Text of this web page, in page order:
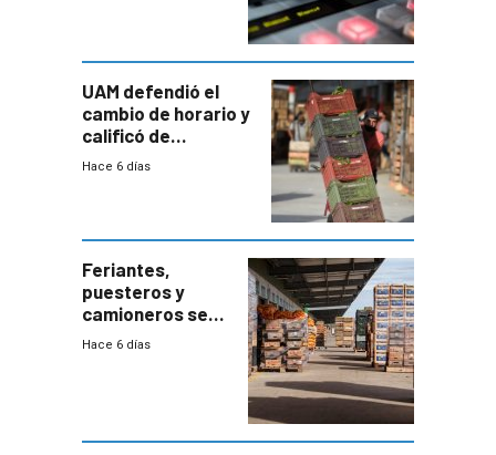
UAM defendió el
cambio de horario y
calificó de
“desproporcionado”
Hace 6 días
Feriantes,
puesteros y
camioneros se
movilizaron en
Hace 6 días